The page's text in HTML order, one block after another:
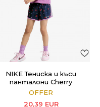
NIKE Тениска и къси
панталони Cherry
OFFER
20,39 EUR